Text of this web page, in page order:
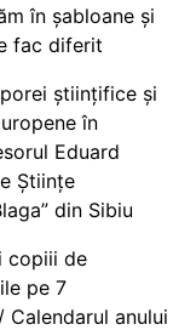
în șabloane și
fac diferit
științifice și
în
Eduard
Științe
din Sibiu
copiii de
pe 7
anului